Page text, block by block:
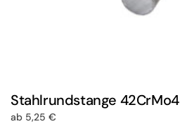
Stahlrundstange 42CrMo4
ab 5,25 €